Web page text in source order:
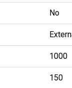
No
1000
150